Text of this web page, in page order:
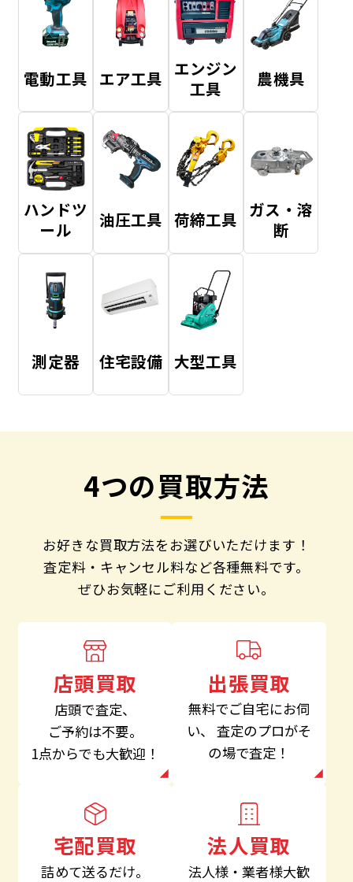
電動工具 エア工具 エンジン
工具
農機具
ハンドツ
ール
油圧工具 荷締工具 ガス・溶
断
測定器 住宅設備 大型工具
4つの買取方法
お好きな買取方法をお選びいただけます！
査定料・キャンセル料など各種無料です。
ぜひお気軽にご利用ください。
店頭買取
店頭で査定、
ご予約は不要。
1点からでも大歓迎！
出張買取
無料でご自宅にお伺
い、 査定のプロがそ
の場で査定！
宅配買取
詰めて送るだけ。
法人買取
法人様・業者様大歓